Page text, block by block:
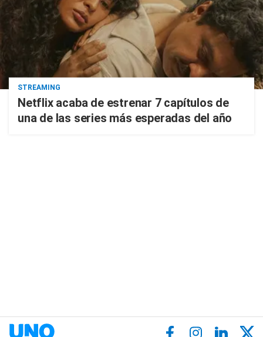
STREAMING
Netflix acaba de estrenar 7 capítulos de
una de las series más esperadas del año